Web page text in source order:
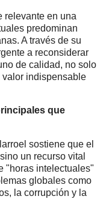
relevante en una
predominan
A través de su
a reconsiderar
de calidad, no solo
valor indispensable
que
sostiene que el
un recurso vital
"horas intelectuales"
globales como
la corrupción y la